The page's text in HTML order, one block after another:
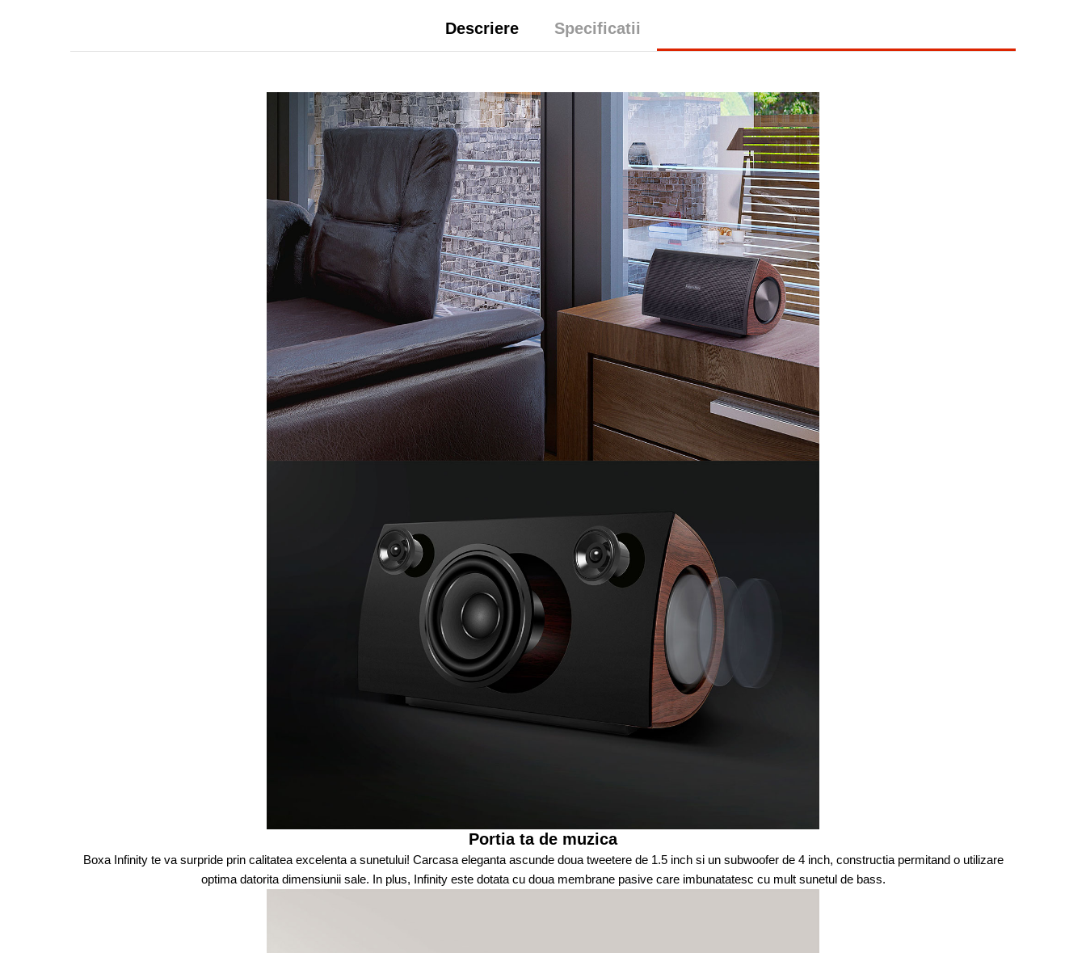
Descriere Specificatii
Portia ta de muzica
Boxa Infinity te va surpride prin calitatea excelenta a sunetului! Carcasa eleganta ascunde doua tweetere de 1.5 inch si un subwoofer de 4 inch, constructia permitand o utilizare
optima datorita dimensiunii sale. In plus, Infinity este dotata cu doua membrane pasive care imbunatatesc cu mult sunetul de bass.